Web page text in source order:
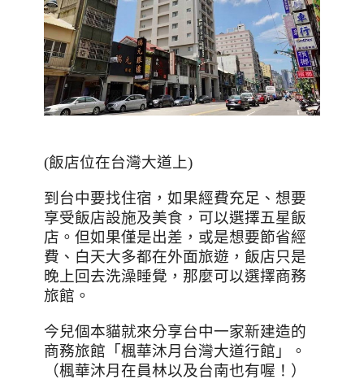
(飯店位在台灣大道上)
到台中要找住宿，如果經費充足、想要
享受飯店設施及美食，可以選擇五星飯
店。但如果僅是出差，或是想要節省經
費、白天大多都在外面旅遊，飯店只是
晚上回去洗澡睡覺，那麼可以選擇商務
旅館。
今兒個本貓就來分享台中一家新建造的
商務旅館「楓華沐月台灣大道行館」。
（楓華沐月在員林以及台南也有喔！）